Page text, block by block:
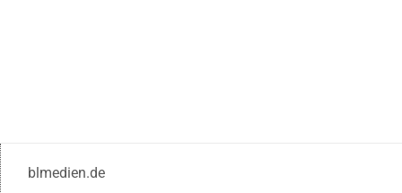
blmedien.de